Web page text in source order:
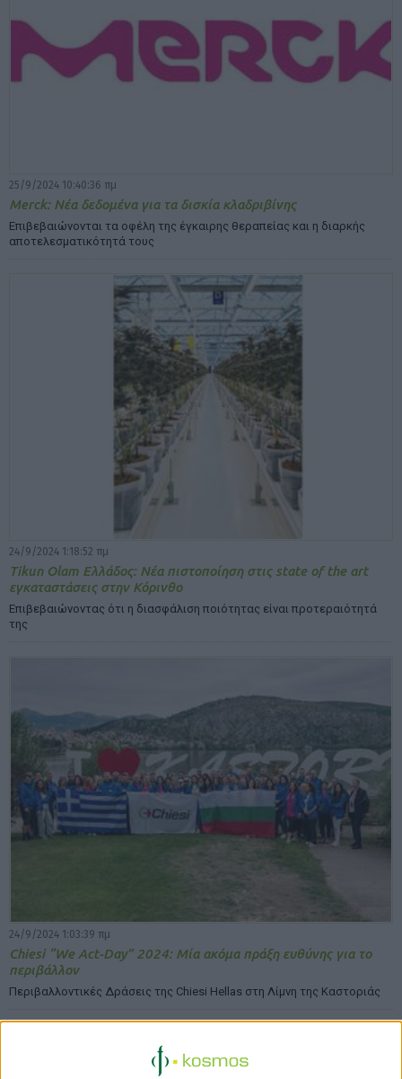
25/9/2024 10:40:36 πμ
Merck: Νέα δεδομένα για τα δισκία κλαδριβίνης
Επιβεβαιώνονται τα οφέλη της έγκαιρης θεραπείας και η διαρκής
αποτελεσματικότητά τους
24/9/2024 1:18:52 πμ
Tikun Olam Ελλάδος: Νέα πιστοποίηση στις state of the art
εγκαταστάσεις στην Κόρινθο
Επιβεβαιώνοντας ότι η διασφάλιση ποιότητας είναι προτεραιότητά
της
24/9/2024 1:03:39 πμ
Chiesi “We Act-Day” 2024: Μία ακόμα πράξη ευθύνης για το
περιβάλλον
Περιβαλλοντικές Δράσεις της Chiesi Hellas στη Λίμνη της Καστοριάς